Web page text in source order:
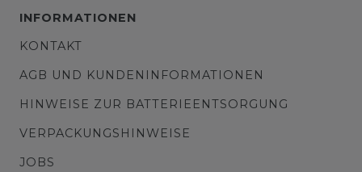
INFORMATIONEN
KONTAKT
AGB UND KUNDENINFORMATIONEN
HINWEISE ZUR BATTERIEENTSORGUNG
VERPACKUNGSHINWEISE
JOBS